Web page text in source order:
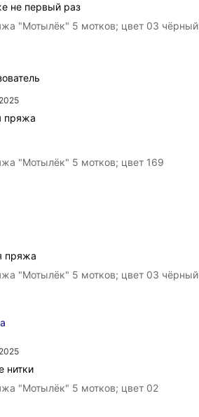
не первый раз
"Мотылёк" 5 мотков; цвет 03 чёрный
пряжа
"Мотылёк" 5 мотков; цвет 169
пряжа
"Мотылёк" 5 мотков; цвет 03 чёрный
нитки
"Мотылёк" 5 мотков; цвет 02